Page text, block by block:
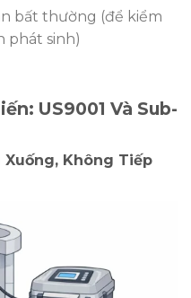
bất thường (để kiểm
phát sinh)
US9001 Và Sub-
Xuống, Không Tiếp